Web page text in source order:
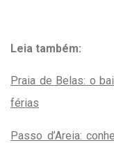
Leia também:
Praia de Belas: o
férias
Passo d’Areia: